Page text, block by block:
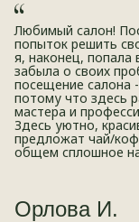
Любимый салон!
попыток решить
я, наконец, попала
забыла о своих
посещение салона
потому что здесь
мастера и
Здесь уютно,
предложат чай/
общем сплошное
Орлова И.